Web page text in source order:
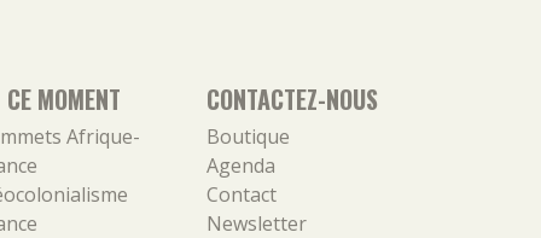
CE MOMENT
Afrique-
CONTACTEZ-NOUS
Boutique
Agenda
Contact
Newsletter